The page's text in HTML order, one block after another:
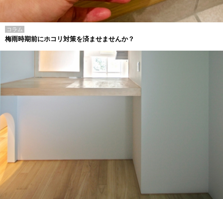
コラム
梅雨時期前にホコリ対策を済ませませんか？